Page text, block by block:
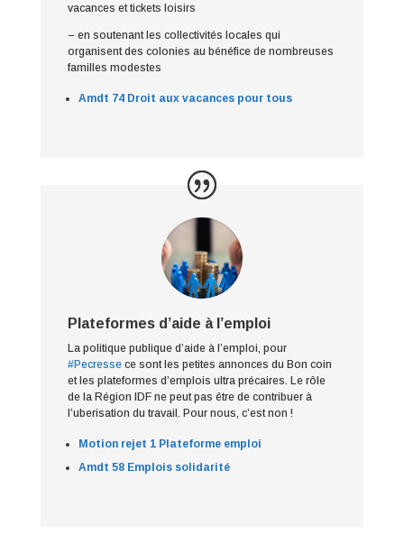
vacances et tickets loisirs
– en soutenant les collectivités locales qui
organisent des colonies au bénéfice de nombreuses
familles modestes
Amdt 74 Droit aux vacances pour tous
Plateformes d’aide à l’emploi
La politique publique d’aide à l’emploi, pour
#Pecressece sont les petites annonces du Bon coin
et les plateformes d’emplois ultra précaires. Le rôle
de la Région IDF ne peut pas être de contribuer à
l’uberisation du travail. Pour nous, c’est non !
Motion rejet 1 Plateforme emploi
Amdt 58 Emplois solidarité